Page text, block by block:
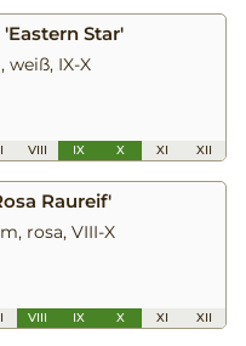
Star'
weiß, IX-X
VIII IX X XI XII
Raureif'
rosa, VIII-X
VIII IX X XI XII